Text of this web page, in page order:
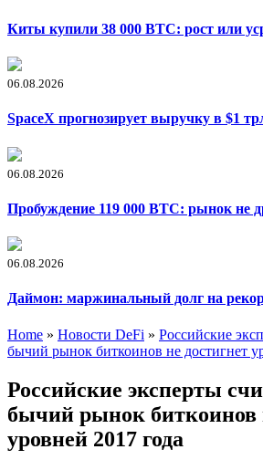
Киты купили 38 000 BTC: рост или
06.08.2026
SpaceX прогнозирует выручку в $1
06.08.2026
Пробуждение 119 000 BTC: рынок не
06.08.2026
Даймон: маржинальный долг на
Home » Новости DeFi » Российские
бычий рынок биткоинов не достигнет
Российские эксперты
бычий рынок биткоинов
уровней 2017 года